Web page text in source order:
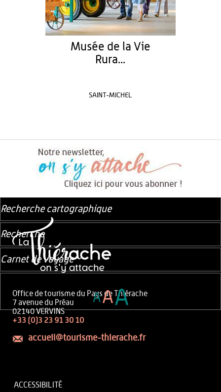
Musée de la Vie
Rura...
SAINT-MICHEL
Office de tourisme du Pays de Thiérache
7 avenue du Préau
02140 VERVINS
+33 (0)3 23 91 30 10
accueil@tourisme-thierache.fr
ACCESSIBILITÉ
Recherche cartographique
Recherche
Carnet de voyage
AAA